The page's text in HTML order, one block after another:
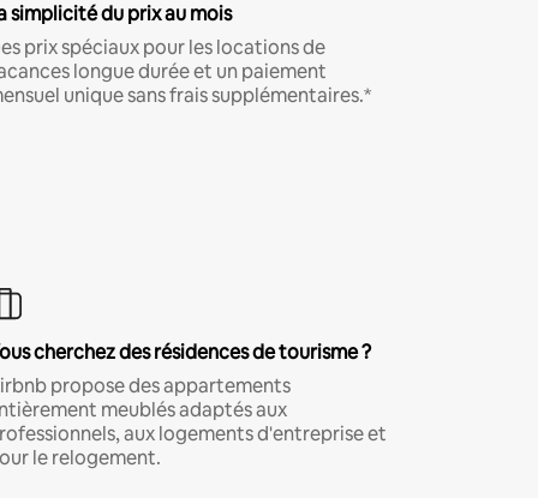
simplicité du prix au mois
prix spéciaux pour les locations de
longue durée et un paiement
unique sans frais supplémentaires.*
cherchez des résidences de tourisme ?
propose des appartements
meublés adaptés aux
aux logements d'entreprise et
le relogement.